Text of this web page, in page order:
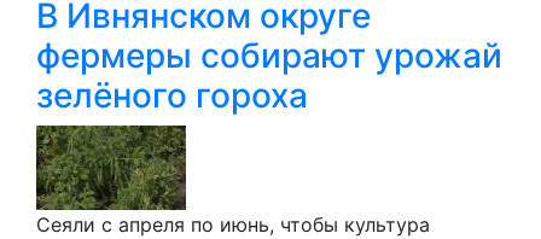
В Ивнянском округе
фермеры собирают урожай
зелёного гороха
Сеяли с апреля по июнь, чтобы культура